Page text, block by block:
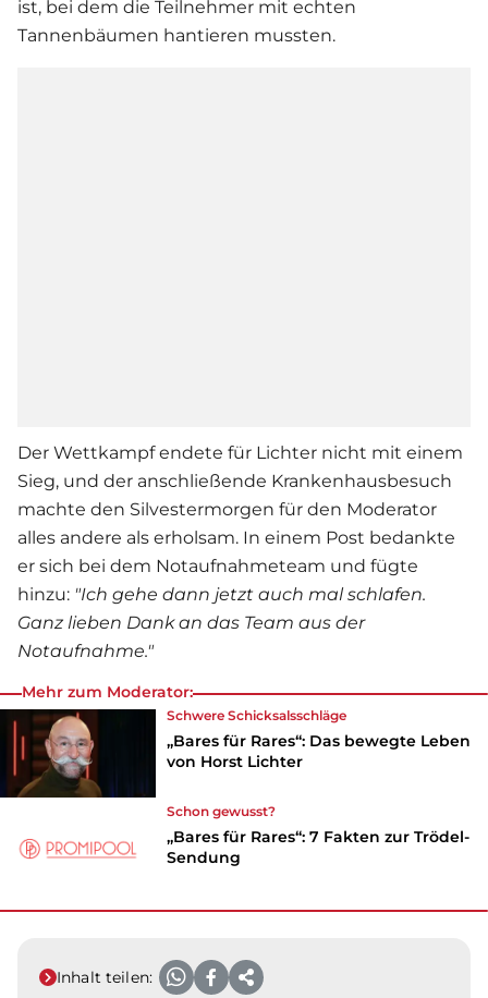
ist, bei dem die Teilnehmer mit echten
Tannenbäumen hantieren mussten.
Der Wettkampf endete für Lichter nicht mit einem
Sieg, und der anschließende Krankenhausbesuch
machte den Silvestermorgen für den Moderator
alles andere als erholsam. In einem Post bedankte
er sich bei dem Notaufnahmeteam und fügte
hinzu: "Ich gehe dann jetzt auch mal schlafen.
Ganz lieben Dank an das Team aus der
Notaufnahme."
Mehr zum Moderator:
SchwereSchicksalsschläge
„Bares für Rares“: Das bewegte Leben
von Horst Lichter
Schon gewusst?
„Bares für Rares“: 7 Fakten zur Trödel-
Sendung
Inhalt teilen: